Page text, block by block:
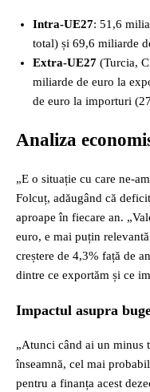
Intra‑UE27: 51,6
total) și 69,6 miliarde
Extra‑UE27 (Turcia,
miliarde de euro la
de euro la importuri
Analiza
„E o situație cu care ne-
Folcuț, adăugând că
aproape în fiecare an.
euro, e mai puțin
creștere de 4,3% față de
dintre ce exportăm și ce
Impactul asupra
„Atunci când ai un minus
înseamnă, cel mai
pentru a finanța acest